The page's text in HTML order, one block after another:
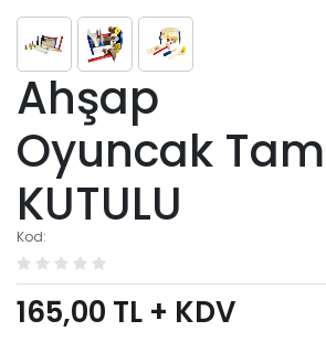
Ahşap
Oyuncak
KUTULU
Kod:
165,00 TL + KDV